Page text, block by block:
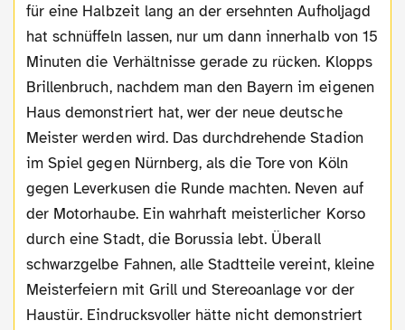
für eine Halbzeit lang an der ersehnten Aufholjagd
hat schnüffeln lassen, nur um dann innerhalb von 15
Minuten die Verhältnisse gerade zu rücken. Klopps
Brillenbruch, nachdem man den Bayern im eigenen
Haus demonstriert hat, wer der neue deutsche
Meister werden wird. Das durchdrehende Stadion
im Spiel gegen Nürnberg, als die Tore von Köln
gegen Leverkusen die Runde machten. Neven auf
der Motorhaube. Ein wahrhaft meisterlicher Korso
durch eine Stadt, die Borussia lebt. Überall
schwarzgelbe Fahnen, alle Stadtteile vereint, kleine
Meisterfeiern mit Grill und Stereoanlage vor der
Haustür. Eindrucksvoller hätte nicht demonstriert